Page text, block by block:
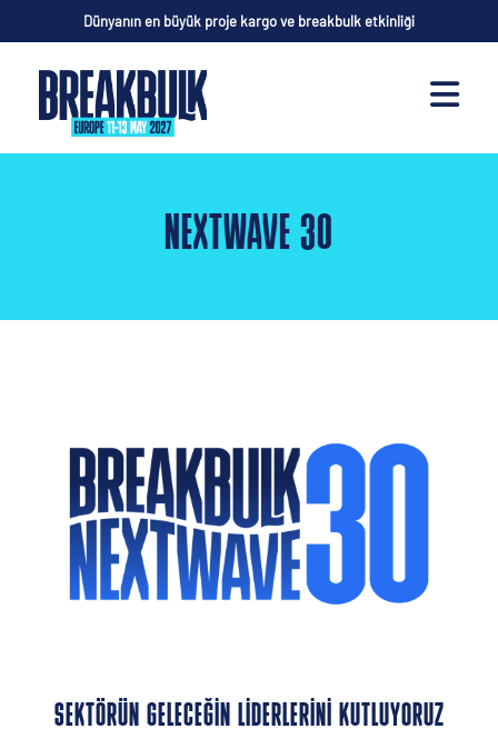
Dünyanın en büyük proje kargo ve breakbulk etkinliği
NEXTWAVE 30
SEKTÖRÜN GELECEĞİN LİDERLERİNİ KUTLUYORUZ